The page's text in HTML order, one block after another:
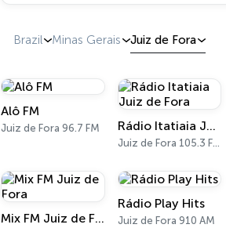
Brazil Minas Gerais Juiz de Fora
Alô FM
Juiz de Fora 96.7 FM Rádio Itatiaia Juiz de Fora
Juiz de Fora 105.3 FM
Mix FM Juiz de Fora
Rádio Play Hits
Juiz de Fora 910 AM